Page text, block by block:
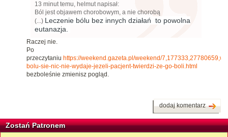
13 minut temu, helmut napisał:
Ból jest objawem chorobowym, a nie chorobą
(...) Leczenie bólu bez innych działań to powolna
eutanazja.
Raczej nie.
Po
przeczytaniu https://weekend.gazeta.pl/weekend/7,177333,27780659,w-
bolu-sie-nic-nie-wydaje-jezeli-pacjent-twierdzi-ze-go-boli.html
bezboleśnie zmienisz pogląd.
dodaj komentarz
Zostań Patronem